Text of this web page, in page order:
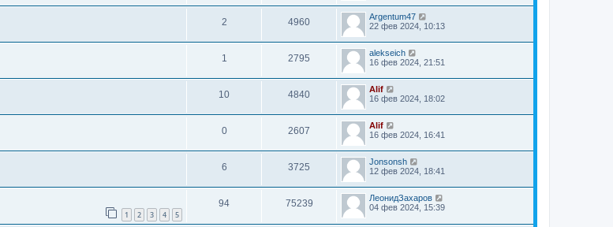
2 4960
Argentum47
22 фев 2024, 10:13
1 2795
alekseich
16 фев 2024, 21:51
10 4840
Alif
16 фев 2024, 18:02
0 2607
Alif
16 фев 2024, 16:41
6 3725
Jonsonsh
12 фев 2024, 18:41
1 2 3 4 5
94 75239
ЛеонидЗахаров
04 фев 2024, 15:39